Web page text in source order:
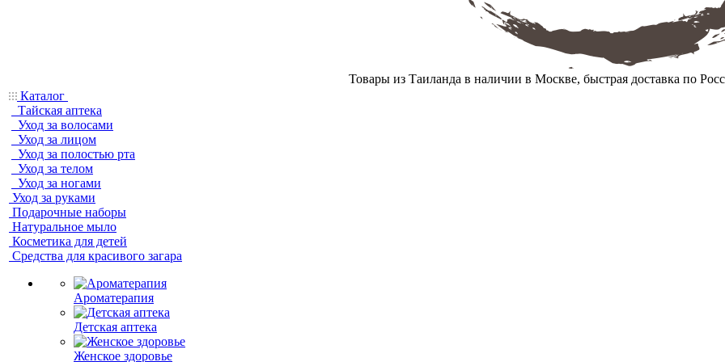
Товары из Таиланда в наличии в Москве, быстрая доставка по
Каталог
Тайская аптека
Уход за волосами
Уход за лицом
Уход за полостью рта
Уход за телом
Уход за ногами
Уход за руками
Подарочные наборы
Натуральное мыло
Косметика для детей
Средства для красивого загара
Ароматерапия
Детская аптека
Женское здоровье